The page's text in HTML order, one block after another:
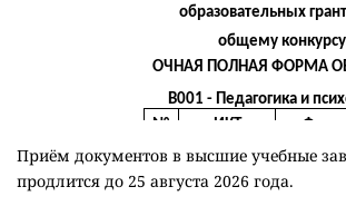
Приём документов в высшие учебные
продлится до 25 августа 2026 года.